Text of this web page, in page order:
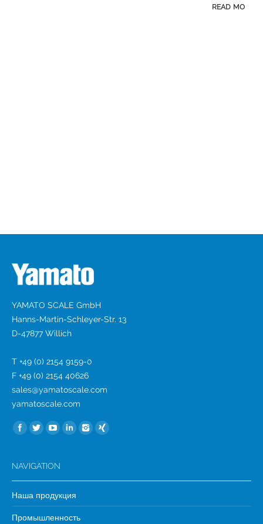
YAMATO SCALE GmbH
Hanns-Martin-Schleyer-Str. 13
D-47877 Willich
T +49 (0) 2154 9159-0
F +49 (0) 2154 40626
sales@yamatoscale.com
yamatoscale.com
Найдите нас:
NAVIGATION
Наша продукция
Промышленность